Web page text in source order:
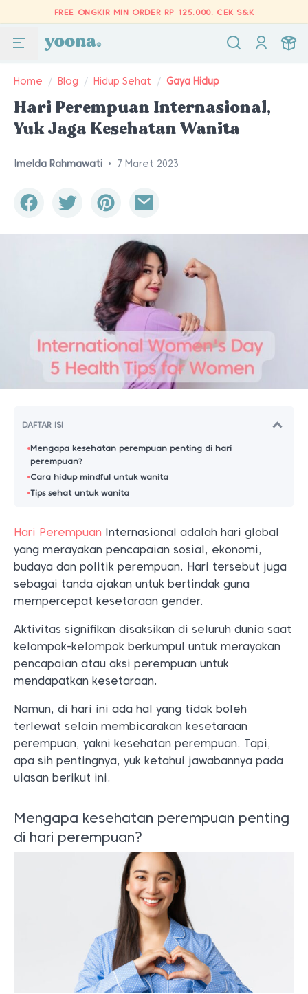
FREE ONGKIR MIN ORDER RP 125.000. CEK S&K
Home / Blog / Hidup Sehat / Gaya Hidup
Hari Perempuan Internasional,
Yuk Jaga Kesehatan Wanita
Imelda Rahmawati • 7 Maret 2023
DAFTAR ISI
Mengapa kesehatan perempuan penting di hari
perempuan?
Cara hidup mindful untuk wanita
Tips sehat untuk wanita
Hari Perempuan Internasional adalah hari global
yang merayakan pencapaian sosial, ekonomi,
budaya dan politik perempuan. Hari tersebut juga
sebagai tanda ajakan untuk bertindak guna
mempercepat kesetaraan gender.
Aktivitas signifikan disaksikan di seluruh dunia saat
kelompok-kelompok berkumpul untuk merayakan
pencapaian atau aksi perempuan untuk
mendapatkan kesetaraan.
Namun, di hari ini ada hal yang tidak boleh
terlewat selain membicarakan kesetaraan
perempuan, yakni kesehatan perempuan. Tapi,
apa sih pentingnya, yuk ketahui jawabannya pada
ulasan berikut ini.
Mengapa kesehatan perempuan penting
di hari perempuan?